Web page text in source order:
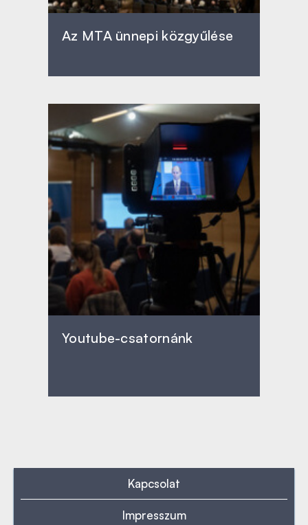
Az MTA ünnepi közgyűlése
Youtube-csatornánk
Kapcsolat
Impresszum